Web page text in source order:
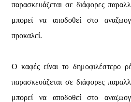
παρασκευάζεται σε διάφορες
μπορεί να αποδοθεί στο
προκαλεί.
Ο καφές είναι το δημοφιλέστερο
παρασκευάζεται σε διάφορες
μπορεί να αποδοθεί στο